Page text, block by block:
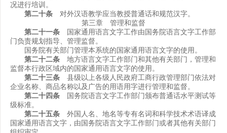
况进行培训。
第二十条 对外汉语教学应当教授普通话和规范汉字。
第三章 管理和监督
第二十一条 国家通用语言文字工作由国务院语言文字工作部
门负责规划指导、管理监督。
国务院有关部门管理本系统的国家通用语言文字的使用。
第二十二条 地方语言文字工作部门和其他有关部门，管理和
监督本行政区域内的国家通用语言文字的使用。
第二十三条 县级以上各级人民政府工商行政管理部门依法对
企业名称、商品名称以及广告的用语用字进行管理和监督。
第二十四条 国务院语言文字工作部门颁布普通话水平测试等
级标准。
第二十五条 外国人名、地名等专有名词和科学技术术语译成
国家通用语言文字，由国务院语言文字工作部门或者其他有关部门